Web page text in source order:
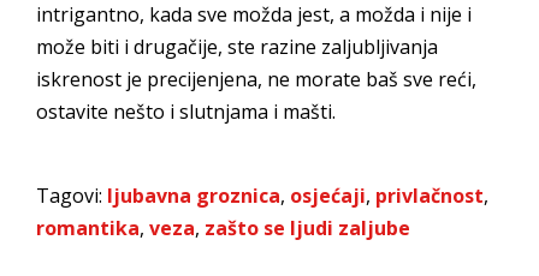
intrigantno, kada sve možda jest, a možda i nije i
može biti i drugačije, ste razine zaljubljivanja
iskrenost je precijenjena, ne morate baš sve reći,
ostavite nešto i slutnjama i mašti.
Tagovi: ljubavna groznica, osjećaji, privlačnost,
romantika, veza, zašto se ljudi zaljube